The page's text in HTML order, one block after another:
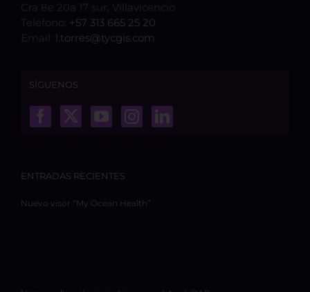
Cra 8e 20a 17 sur, Villavicencio
Teléfono: +57 313 665 25 20
Email: l.torres@tycgis.com
SÍGUENOS
ENTRADAS RECIENTES
Nuevo visor “My Ocean Health”